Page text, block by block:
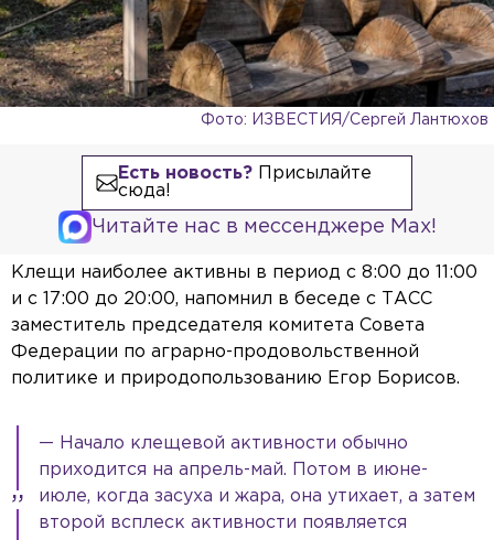
Фото: ИЗВЕСТИЯ/Сергей Лантюхов
Есть новость?Присылайте
сюда!
Читайте нас в мессенджере Max!
Клещи наиболее активны в период с 8:00 до 11:00
и с 17:00 до 20:00, напомнил в беседе с ТАСС
заместитель председателя комитета Совета
Федерации по аграрно-продовольственной
политике и природопользованию Егор Борисов.
— Начало клещевой активности обычно
приходится на апрель-май. Потом в июне-
июле, когда засуха и жара, она утихает, а затем
второй всплеск активности появляется